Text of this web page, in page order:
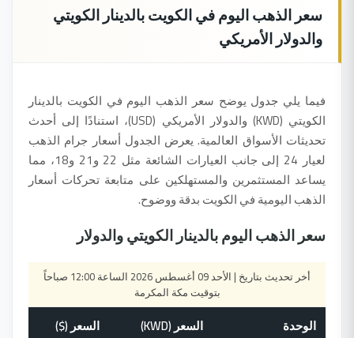
سعر الذهب اليوم في الكويت بالدينار الكويتي
والدولار الأمريكي
فيما يلي جدول يوضح سعر الذهب اليوم في الكويت بالدينار
الكويتي (KWD) والدولار الأمريكي (USD)، استنادًا إلى أحدث
تحديثات الأسواق العالمية. يعرض الجدول أسعار جرام الذهب
لعيار 24 إلى جانب العيارات الشائعة مثل 22 و21 و18، مما
يساعد المستثمرين والمستهلكين على متابعة تحركات أسعار
الذهب اليومية في الكويت بدقة ووضوح.
سعر الذهب اليوم بالدينار الكويتي والدولار
أخر تحديث بتاريخ | الأحد 09 أغسطس 2026 الساعة 12:00 صباحاً
بتوقيت مكة المكرمة
الوحدة السعر (KWD)
السعر ($)